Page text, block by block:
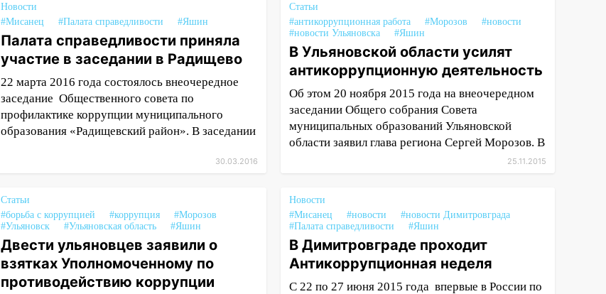
Новости
#Мисанец
#Палата справедливости #Яшин
Палата справедливости приняла
участие в заседании в Радищево
22 марта 2016 года состоялось внеочередное
заседание Общественного совета по
профилактике коррупции муниципального
образования «Радищевский район». В заседании
30.03.2016
Статьи
#антикоррупционная работа
#Морозов
#новости
#новости Ульяновска
#Яшин
В Ульяновской области усилят
антикоррупционную деятельность
Об этом 20 ноября 2015 года на внеочередном
заседании Общего собрания Совета
муниципальных образований Ульяновской
области заявил глава региона Сергей Морозов. В
25.11.2015
Статьи
#борьба с коррупцией
#коррупция
#Морозов
#Ульяновск
#Ульяновская область #Яшин
Двести ульяновцев заявили о
взятках Уполномоченному по
противодействию коррупции
Новости
#Мисанец
#новости
#новости Димитровграда
#Палата справедливости
#Яшин
В Димитровграде проходит
Антикоррупционная неделя
С 22 по 27 июня 2015 года впервые в России по